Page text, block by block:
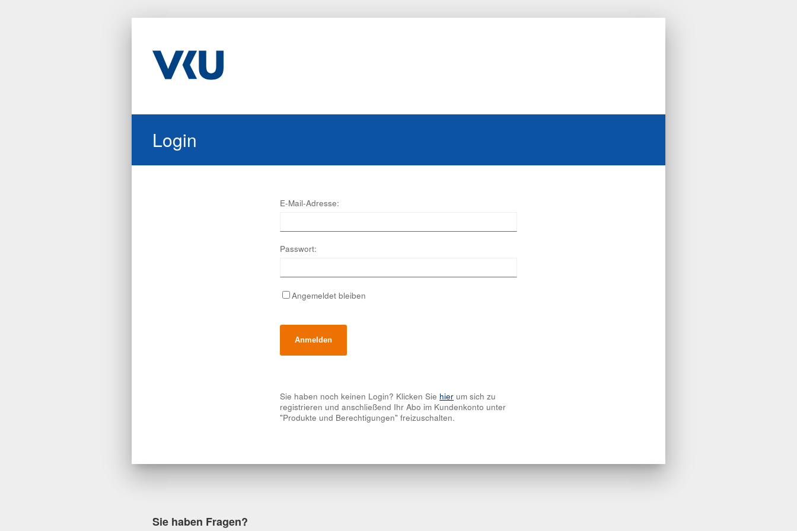
Login
E-Mail-Adresse:
Passwort:
Angemeldet bleiben
Sie haben noch keinen Login? Klicken Sie hier um sich zu
registrieren und anschließend Ihr Abo im Kundenkonto unter
"Produkte und Berechtigungen" freizuschalten.
Sie haben Fragen?